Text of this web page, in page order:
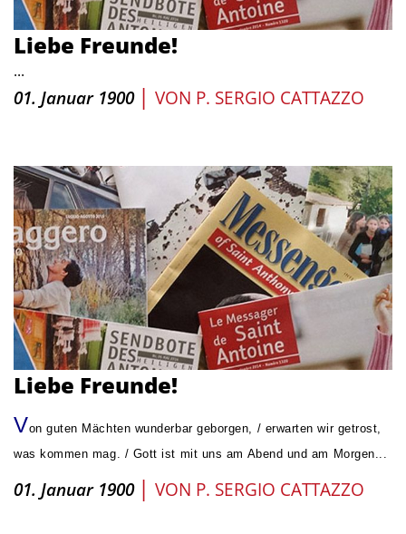
Liebe Freunde!
...
01. Januar 1900 | VON P. SERGIO CATTAZZO
Liebe Freunde!
Von guten Mächten wunderbar geborgen, / erwarten wir getrost,
was kommen mag. / Gott ist mit uns am Abend und am Morgen...
01. Januar 1900 | VON P. SERGIO CATTAZZO